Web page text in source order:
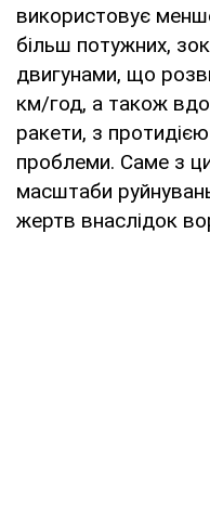
використовує
більш потужних,
двигунами, що
км/год, а також
ракети, з
проблеми. Саме з
масштаби
жертв внаслідок